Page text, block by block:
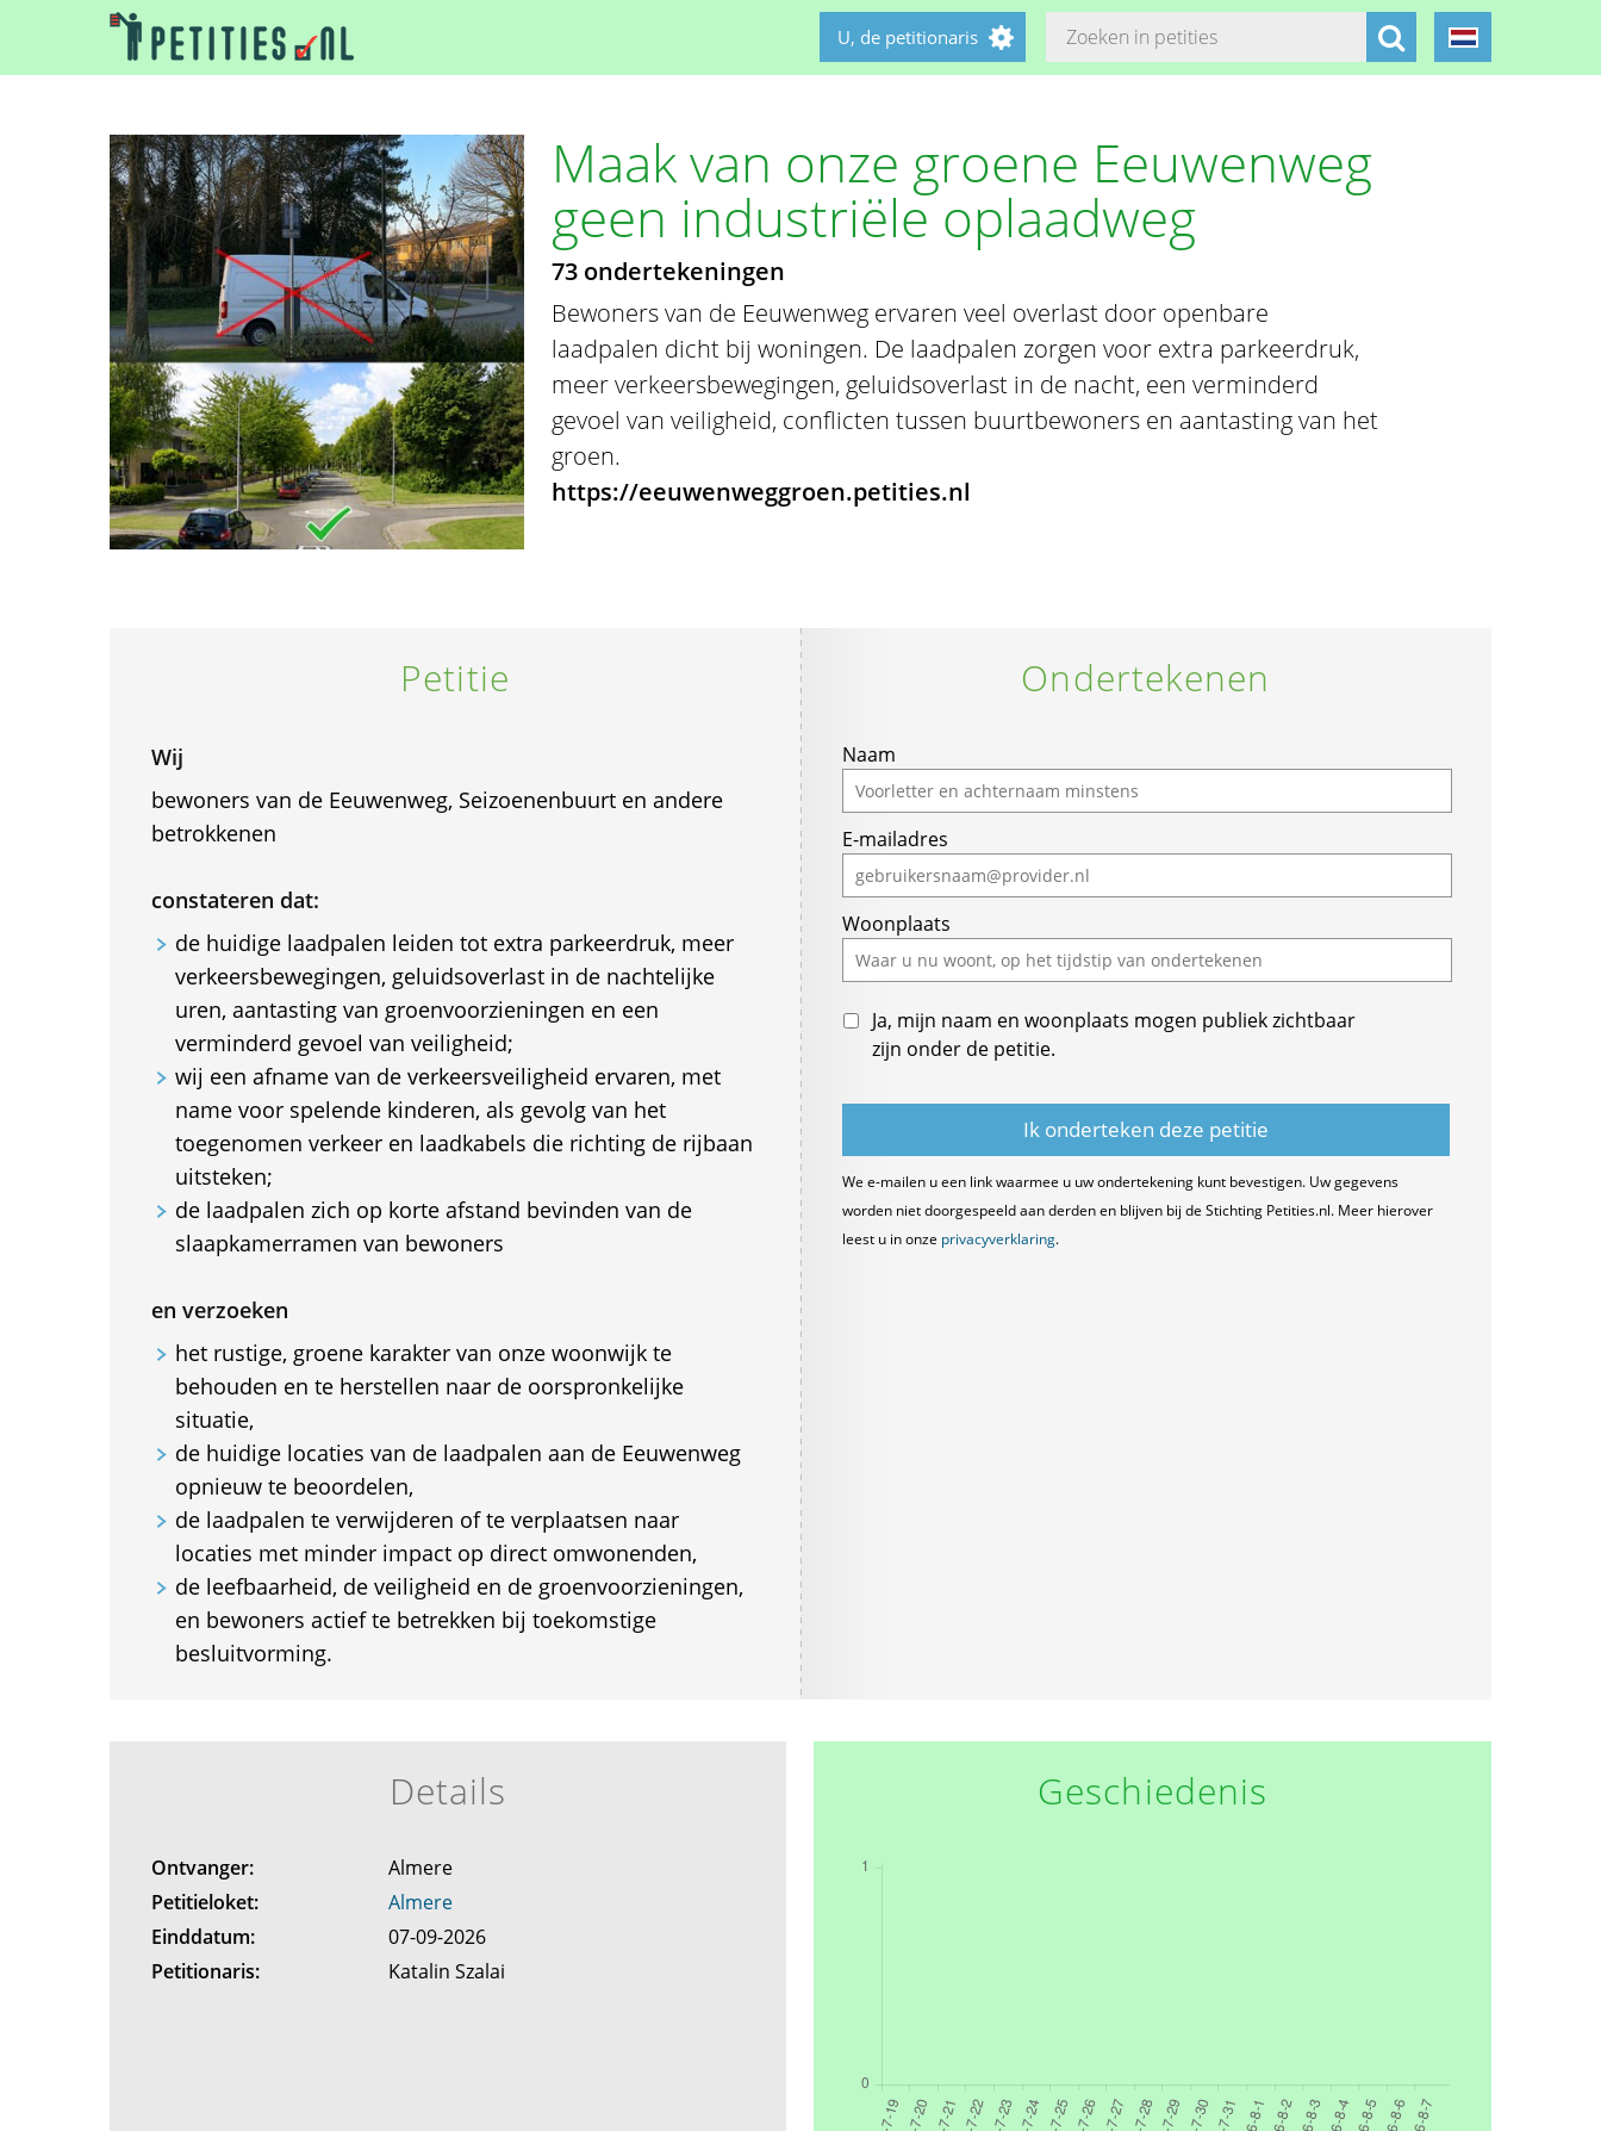
U, de petitionaris
Maak van onze groene Eeuwenweg
geen industriële oplaadweg
73 ondertekeningen
Bewoners van de Eeuwenweg ervaren veel overlast door openbare
laadpalen dicht bij woningen. De laadpalen zorgen voor extra parkeerdruk,
meer verkeersbewegingen, geluidsoverlast in de nacht, een verminderd
gevoel van veiligheid, conflicten tussen buurtbewoners en aantasting van het
groen.
https://eeuwenweggroen.petities.nl
Petitie
Wij
bewoners van de Eeuwenweg, Seizoenenbuurt en andere
betrokkenen
constateren dat:
de huidige laadpalen leiden tot extra parkeerdruk, meer
verkeersbewegingen, geluidsoverlast in de nachtelijke
uren, aantasting van groenvoorzieningen en een
verminderd gevoel van veiligheid;
wij een afname van de verkeersveiligheid ervaren, met
name voor spelende kinderen, als gevolg van het
toegenomen verkeer en laadkabels die richting de rijbaan
uitsteken;
de laadpalen zich op korte afstand bevinden van de
slaapkamerramen van bewoners
en verzoeken
het rustige, groene karakter van onze woonwijk te
behouden en te herstellen naar de oorspronkelijke
situatie,
de huidige locaties van de laadpalen aan de Eeuwenweg
opnieuw te beoordelen,
de laadpalen te verwijderen of te verplaatsen naar
locaties met minder impact op direct omwonenden,
de leefbaarheid, de veiligheid en de groenvoorzieningen,
en bewoners actief te betrekken bij toekomstige
besluitvorming.
Ondertekenen
If
you
are
a
human,
ignore
this
field
Naam
E-mailadres
Woonplaats
Ja, mijn naam en woonplaats mogen publiek zichtbaar
zijn onder de petitie.
We e-mailen u een link waarmee u uw ondertekening kunt bevestigen. Uw gegevens
worden niet doorgespeeld aan derden en blijven bij de Stichting Petities.nl. Meer hierover
leest u in onze privacyverklaring.
Details
Ontvanger:
Almere
Petitieloket:
Almere
Einddatum:
07-09-2026
Petitionaris:
Katalin Szalai
Geschiedenis